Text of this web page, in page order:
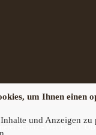
Schütz - Weilheim i.
um Ihnen einen
und Anzeigen